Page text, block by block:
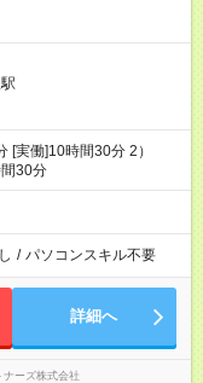
[実働]10時間30分 2）
30分
/ パソコンスキル不要
詳細へ
ーズ株式会社